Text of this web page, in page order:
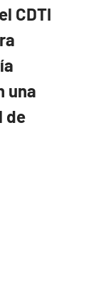
CDTI
una
de